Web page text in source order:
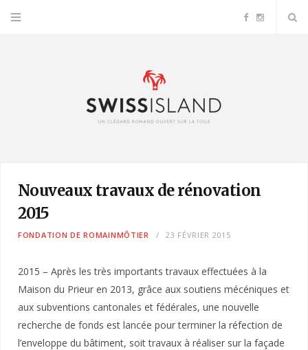
F
o
I
m
Nouveaux travaux de rénovation
2015
FONDATION DE ROMAINMÔTIER 23 FÉVRIER 2015
2015 – Après les très importants travaux effectuées à la
Maison du Prieur en 2013, grâce aux soutiens mécéniques et
aux subventions cantonales et fédérales, une nouvelle
recherche de fonds est lancée pour terminer la réfection de
l’enveloppe du bâtiment, soit travaux à réaliser sur la façade